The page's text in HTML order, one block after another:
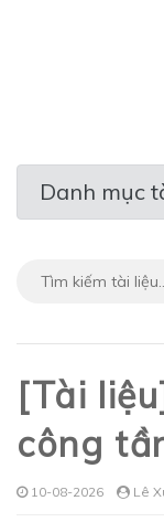
Danh mục
[Tài
công
10-08-2026 Lê